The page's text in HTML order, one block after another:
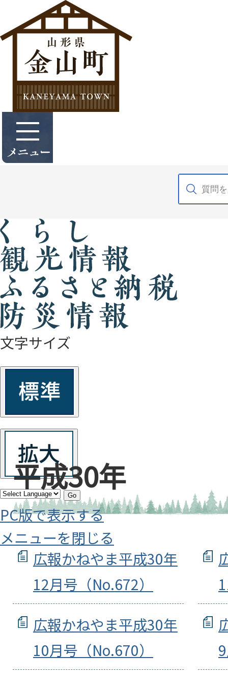
文字サイズ
Go
PC版で表示する
メニューを閉じる
平成30年
広報かねやま平成30年
12月号（No.672）
広報かねやま平成30年
10月号（No.670）